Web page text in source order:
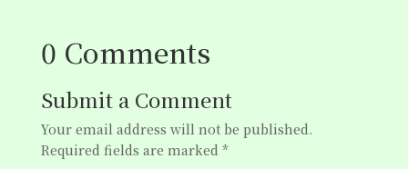
0 Comments
Submit a Comment
Your email address will not be published.
Required fields are marked *